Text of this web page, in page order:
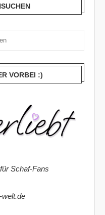
VORBEI :)
Schaf-Fans